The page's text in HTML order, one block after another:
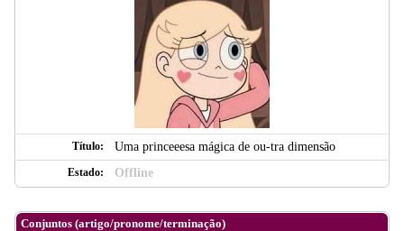
Título: Uma princeeesa mágica de ou-tra dimensão
Estado: Offline
Conjuntos (artigo/pronome/terminação)